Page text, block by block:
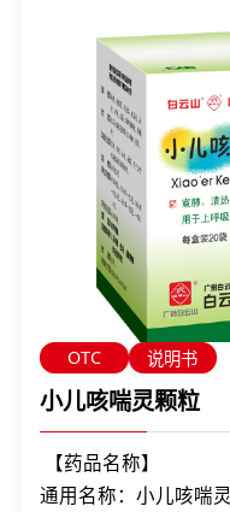
OTC 说明书
小儿咳喘灵颗粒
【药品名称】
通用名称：小儿咳喘